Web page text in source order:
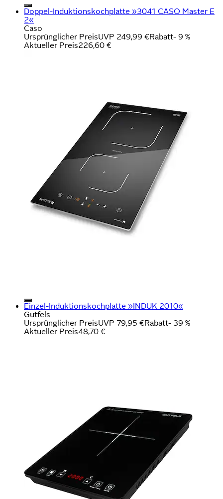
Doppel-Induktionskochplatte »3041 CASO Master E
2«
Caso
Ursprünglicher PreisUVP 249,99 €Rabatt- 9 %
Aktueller Preis226,60 €
Einzel-Induktionskochplatte »INDUK 2010«
Gutfels
Ursprünglicher PreisUVP 79,95 €Rabatt- 39 %
Aktueller Preis48,70 €